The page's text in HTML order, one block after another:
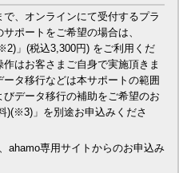
、オンラインにて受付するプラ
ポートをご希望の場合は、
」(税込3,300円) をご利用くだ
はお客さまご自身で実施頂きま
タ移行などは本サポートの範囲
データ移行の補助をご希望のお
)(※3)」を別途お申込みくださ
ahamo専用サイトからのお申込み